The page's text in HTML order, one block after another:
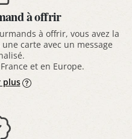
à offrir
à offrir, vous avez la
carte avec un message
et en Europe.
plus